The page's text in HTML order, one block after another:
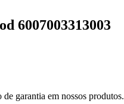
6007003313003
garantia em nossos produtos.